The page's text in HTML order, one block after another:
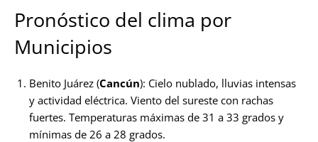
Pronóstico del clima por
Municipios
Benito Juárez (Cancún): Cielo nublado, lluvias intensas
y actividad eléctrica. Viento del sureste con rachas
fuertes. Temperaturas máximas de 31 a 33 grados y
mínimas de 26 a 28 grados.